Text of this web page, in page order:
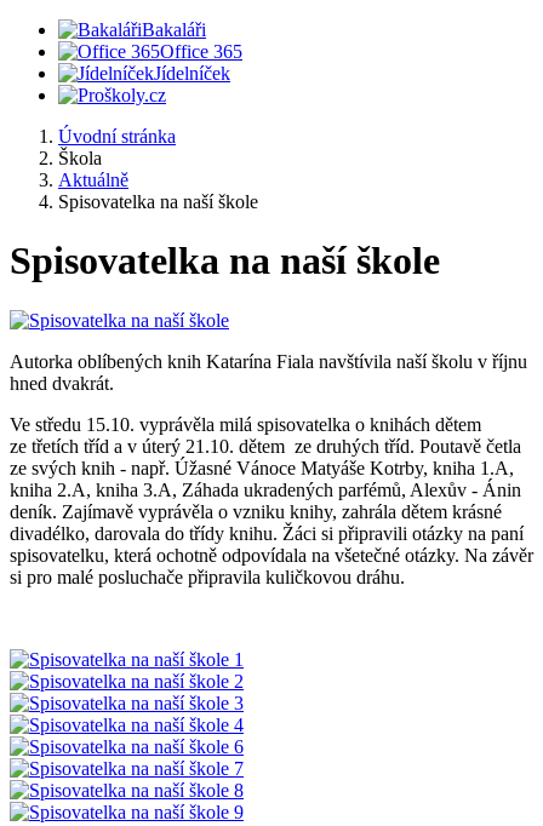
Bakaláři
Office 365
Jídelníček
Úvodní stránka
Škola
Aktuálně
Spisovatelka na naší škole
Spisovatelka na naší škole
Autorka oblíbených knih Katarína Fiala navštívila naší školu v říjnu
hned dvakrát.
Ve středu 15.10. vyprávěla milá spisovatelka o knihách dětem
ze třetích tříd a v úterý 21.10. dětem ze druhých tříd. Poutavě četla
ze svých knih - např. Úžasné Vánoce Matyáše Kotrby, kniha 1.A,
kniha 2.A, kniha 3.A, Záhada ukradených parfémů, Alexův - Ánin
deník. Zajímavě vyprávěla o vzniku knihy, zahrála dětem krásné
divadélko, darovala do třídy knihu. Žáci si připravili otázky na paní
spisovatelku, která ochotně odpovídala na všetečné otázky. Na závěr
si pro malé posluchače připravila kuličkovou dráhu.